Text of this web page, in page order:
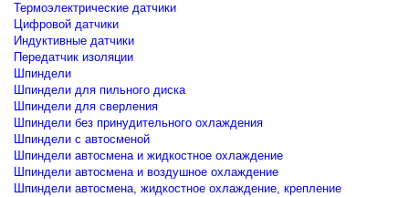
Термоэлектрические датчики
Цифровой датчики
Индуктивные датчики
Передатчик изоляции
Шпиндели
Шпиндели для пильного диска
Шпиндели для сверления
Шпиндели без принудительного охлаждения
Шпиндели с автосменой
Шпиндели автосмена и жидкостное охлаждение
Шпиндели автосмена и воздушное охлаждение
Шпиндели автосмена, жидкостное охлаждение, крепление